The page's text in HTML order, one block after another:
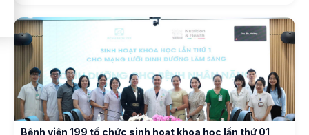
Bệnh viện 199 tổ chức sinh hoạt khoa học lần thứ 01